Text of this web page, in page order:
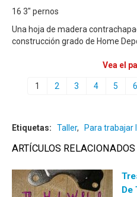
16 3" pernos
Una hoja de madera
construcción grado de Home
Vea el
1 2 3 4 5 6
Etiquetas: Taller, Para trabajar
ARTÍCULOS RELACIONADOS
De